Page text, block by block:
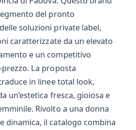
del pronto
soluzioni private label,
caratterizzate da un elevato
e un competitivo
La proposta
in linee total look,
un’estetica fresca, gioiosa e
Rivolto a una donna
dinamica, il catalogo combina